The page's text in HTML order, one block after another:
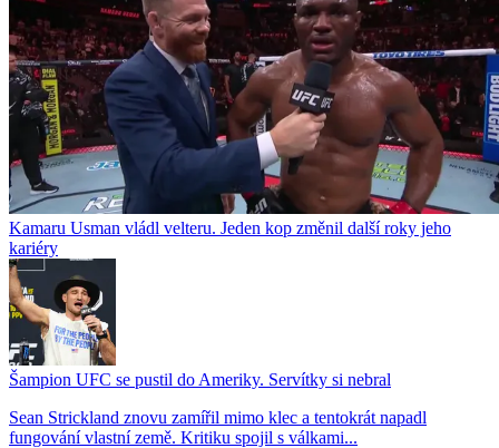
Kamaru Usman vládl velteru. Jeden kop změnil další roky jeho
kariéry
Šampion UFC se pustil do Ameriky. Servítky si nebral
Sean Strickland znovu zamířil mimo klec a tentokrát napadl
fungování vlastní země. Kritiku spojil s válkami...